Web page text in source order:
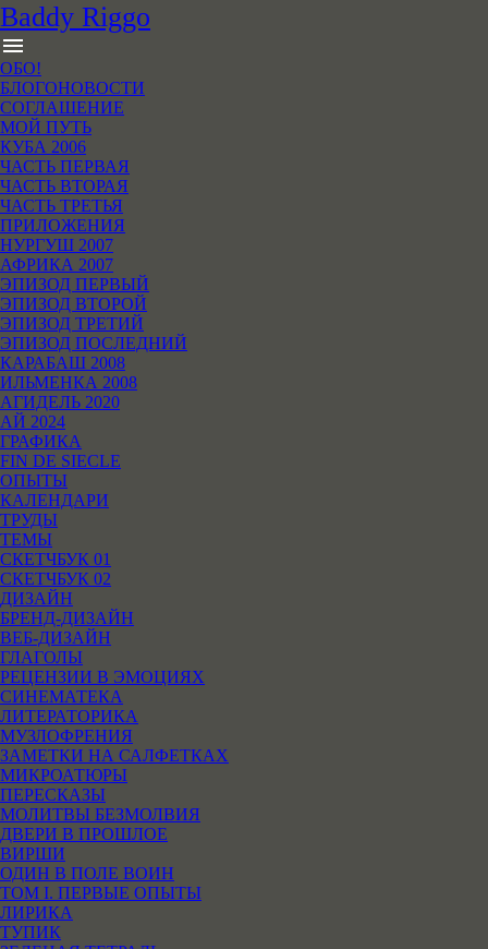
Baddy Riggo
menu
ОБО!
БЛОГОНОВОСТИ
СОГЛАШЕНИЕ
МОЙ ПУТЬ
КУБА 2006
ЧАСТЬ ПЕРВАЯ
ЧАСТЬ ВТОРАЯ
ЧАСТЬ ТРЕТЬЯ
ПРИЛОЖЕНИЯ
НУРГУШ 2007
АФРИКА 2007
ЭПИЗОД ПЕРВЫЙ
ЭПИЗОД ВТОРОЙ
ЭПИЗОД ТРЕТИЙ
ЭПИЗОД ПОСЛЕДНИЙ
КАРАБАШ 2008
ИЛЬМЕНКА 2008
АГИДЕЛЬ 2020
АЙ 2024
ГРАФИКА
FIN DE SIECLE
ОПЫТЫ
КАЛЕНДАРИ
ТРУДЫ
ТЕМЫ
СКЕТЧБУК 01
СКЕТЧБУК 02
ДИЗАЙН
БРЕНД-ДИЗАЙН
ВЕБ-ДИЗАЙН
ГЛАГОЛЫ
РЕЦЕНЗИИ В ЭМОЦИЯХ
СИНЕМАТЕКА
ЛИТЕРАТОРИКА
МУЗЛОФРЕНИЯ
ЗАМЕТКИ НА САЛФЕТКАХ
МИКРОАТЮРЫ
ПЕРЕСКАЗЫ
МОЛИТВЫ БЕЗМОЛВИЯ
ДВЕРИ В ПРОШЛОЕ
ВИРШИ
ОДИН В ПОЛЕ ВОИН
ТОМ I. ПЕРВЫЕ ОПЫТЫ
ЛИРИКА
ТУПИК